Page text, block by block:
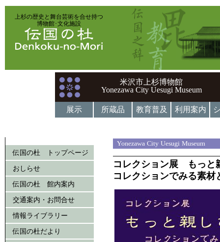
上杉の歴史と舞台芸術を合せ持つ
博物館･文化施設
米沢市上杉博物館
Yonezawa City Uesugi Museum
展示 所蔵品 教育普及 利用案内
伝国の杜 トップページ
おしらせ
伝国の杜 館内案内
交通案内・お問合せ
情報ライブラリー
伝国の杜だより
Yonezawa City Uesugi Museum
コレクション展 もっと
コレクションでみる素材